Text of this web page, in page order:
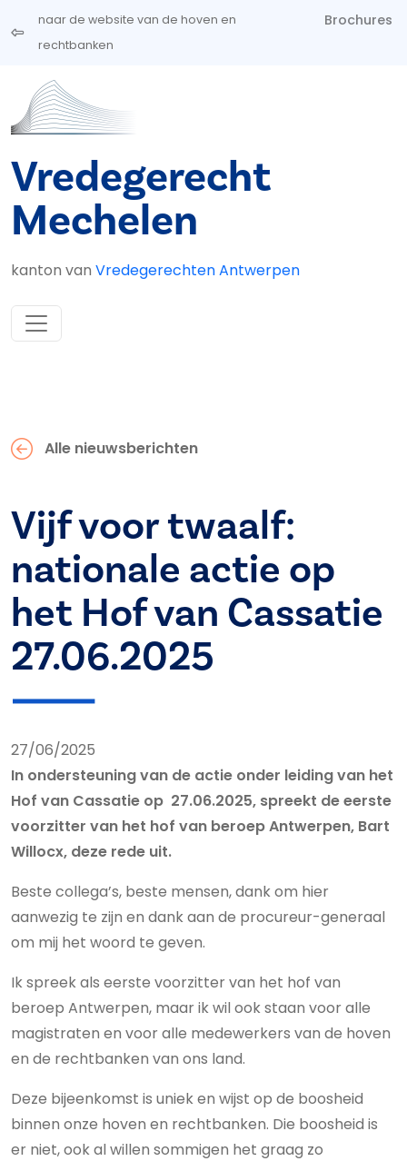
Overslaan en naar de inhoud gaan
naar de website van de hoven en
rechtbanken
Brochures
Vredegerecht
Mechelen
kanton van Vredegerechten Antwerpen
Alle nieuwsberichten
Vijf voor twaalf:
nationale actie op
het Hof van Cassatie
27.06.2025
27/06/2025
In ondersteuning van de actie onder leiding van het
Hof van Cassatie op 27.06.2025, spreekt de eerste
voorzitter van het hof van beroep Antwerpen, Bart
Willocx, deze rede uit.
Beste collega’s, beste mensen, dank om hier
aanwezig te zijn en dank aan de procureur-generaal
om mij het woord te geven.
Ik spreek als eerste voorzitter van het hof van
beroep Antwerpen, maar ik wil ook staan voor alle
magistraten en voor alle medewerkers van de hoven
en de rechtbanken van ons land.
Deze bijeenkomst is uniek en wijst op de boosheid
binnen onze hoven en rechtbanken. Die boosheid is
er niet, ook al willen sommigen het graag zo